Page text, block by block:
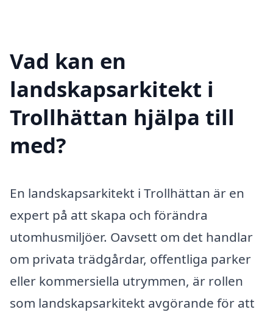
Vad kan en
landskapsarkitekt i
Trollhättan hjälpa till
med?
En landskapsarkitekt i Trollhättan är en
expert på att skapa och förändra
utomhusmiljöer. Oavsett om det handlar
om privata trädgårdar, offentliga parker
eller kommersiella utrymmen, är rollen
som landskapsarkitekt avgörande för att